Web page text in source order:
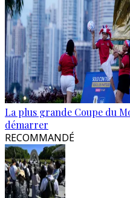
La plus grande Coupe du
démarrer
RECOMMANDÉ